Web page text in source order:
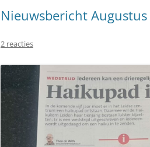
Nieuwsbericht
2 reacties